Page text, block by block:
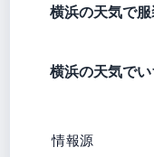
横浜の天気で
横浜の天気で
情報源